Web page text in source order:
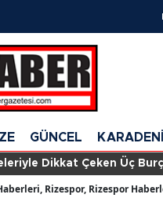
GÜNCEL
Dikkat Çeken Üç
Rizespor, Rizespor